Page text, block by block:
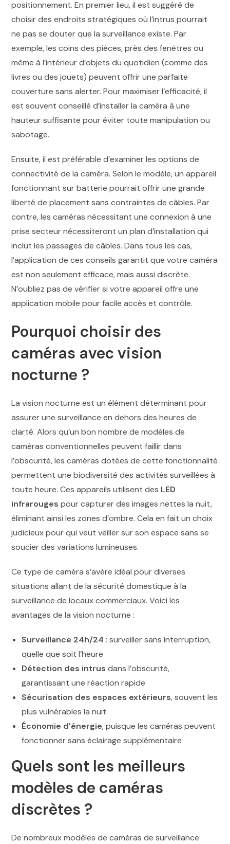
positionnement. En premier lieu, il est suggéré de
choisir des endroits stratégiques où l’intrus pourrait
ne pas se douter que la surveillance existe. Par
exemple, les coins des pièces, près des fenêtres ou
même à l’intérieur d’objets du quotidien (comme des
livres ou des jouets) peuvent offrir une parfaite
couverture sans alerter. Pour maximiser l’efficacité, il
est souvent conseillé d’installer la caméra à une
hauteur suffisante pour éviter toute manipulation ou
sabotage.
Ensuite, il est préférable d’examiner les options de
connectivité de la caméra. Selon le modèle, un appareil
fonctionnant sur batterie pourrait offrir une grande
liberté de placement sans contraintes de câbles. Par
contre, les caméras nécessitant une connexion à une
prise secteur nécessiteront un plan d’installation qui
inclut les passages de câbles. Dans tous les cas,
l’application de ces conseils garantit que votre caméra
est non seulement efficace, mais aussi discrète.
N’oubliez pas de vérifier si votre appareil offre une
application mobile pour facile accès et contrôle.
Pourquoi choisir des
caméras avec vision
nocturne ?
La vision nocturne est un élément déterminant pour
assurer une surveillance en dehors des heures de
clarté. Alors qu’un bon nombre de modèles de
caméras conventionnelles peuvent faillir dans
l’obscurité, les caméras dotées de cette fonctionnalité
permettent une biodiversité des activités surveillées à
toute heure. Ces appareils utilisent des LED
infrarouges pour capturer des images nettes la nuit,
éliminant ainsi les zones d’ombre. Cela en fait un choix
judicieux pour qui veut veiller sur son espace sans se
soucier des variations lumineuses.
Ce type de caméra s’avère idéal pour diverses
situations allant de la sécurité domestique à la
surveillance de locaux commerciaux. Voici les
avantages de la vision nocturne :
Surveillance 24h/24 : surveiller sans interruption,
quelle que soit l’heure
Détection des intrus dans l’obscurité,
garantissant une réaction rapide
Sécurisation des espaces extérieurs, souvent les
plus vulnérables la nuit
Économie d’énergie, puisque les caméras peuvent
fonctionner sans éclairage supplémentaire
Quels sont les meilleurs
modèles de caméras
discrètes ?
De nombreux modèles de caméras de surveillance